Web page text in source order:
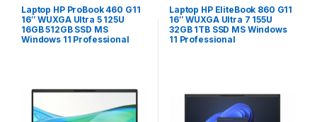
Laptop HP ProBook 460 G11
16″ WUXGA Ultra 5 125U
16GB 512GB SSD MS
Windows 11 Professional
Laptop HP EliteBook 860 G11
16″ WUXGA Ultra 7 155U
32GB 1TB SSD MS Windows
11 Professional